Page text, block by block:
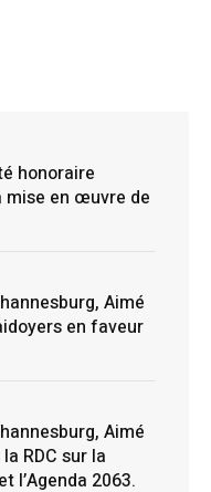
honoraire
mise en œuvre de
Aimé
en faveur
Aimé
RDC sur la
l’Agenda 2063.